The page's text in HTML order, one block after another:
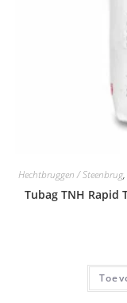
Hechtbruggen / Steenbrug,
Tubag TNH Rapid